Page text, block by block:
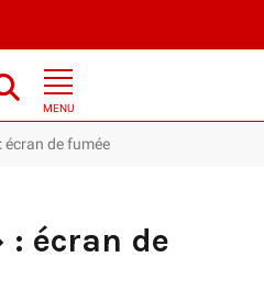
MENU
écran de fumée
: écran de